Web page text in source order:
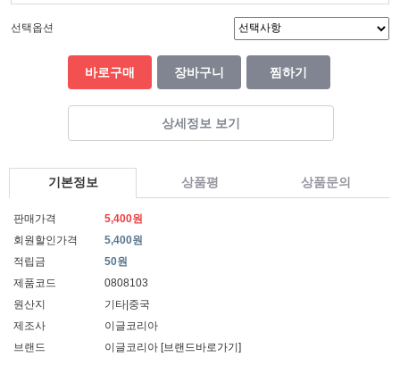
선택옵션
바로구매 장바구니 찜하기
상세정보 보기
기본정보 상품평 상품문의
판매가격
5,400원
회원할인가격
5,400원
적립금
50원
제품코드
0808103
원산지
기타|중국
제조사
이글코리아
브랜드
이글코리아 [브랜드바로가기]